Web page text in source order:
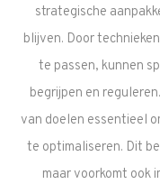
strategische
blijven. Door
te passen, kunnen
begrijpen en
van doelen essentieel
te optimaliseren. Dit
maar voorkomt ook